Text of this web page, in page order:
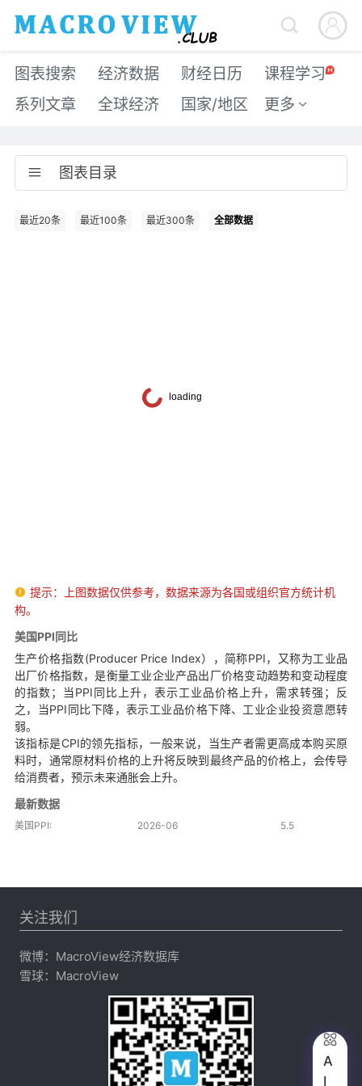


图表搜索 经济数据 财经日历
课程学习
系列文章
全球经济 国家/地区 更多 
 图表目录
最近20条 最近100条 最近300条 全部数据
 提示：上图数据仅供参考，数据来源为各国或组织官方统计机
构。
美国PPI同比
生产价格指数(Producer Price Index），简称PPI，又称为工业品
出厂价格指数，是衡量工业企业产品出厂价格变动趋势和变动程度
的指数；当PPI同比上升，表示工业品价格上升，需求转强；反
之，当PPI同比下降，表示工业品价格下降、工业企业投资意愿转
弱。
该指标是CPI的领先指标，一般来说，当生产者需更高成本购买原
料时，通常原材料价格的上升将反映到最终产品的价格上，会传导
给消费者，预示未来通胀会上升。
最新数据
美国PPI: 2026-06 5.5
关注我们
微博： MacroView经济数据库
雪球： MacroView

A
I